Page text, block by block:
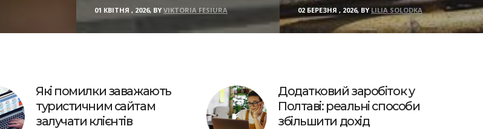
01 КВІТНЯ , 2026, BY VIKTORIA FESIURA 02 БЕРЕЗНЯ , 2026, BY LILIA SOLODKA
Які помилки заважають
туристичним сайтам
залучати клієнтів
Додатковий заробіток у
Полтаві: реальні способи
збільшити дохід